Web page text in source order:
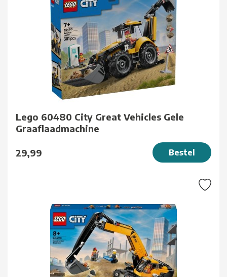
Lego 60480 City Great Vehicles Gele
Graaflaadmachine
29,99 Bestel